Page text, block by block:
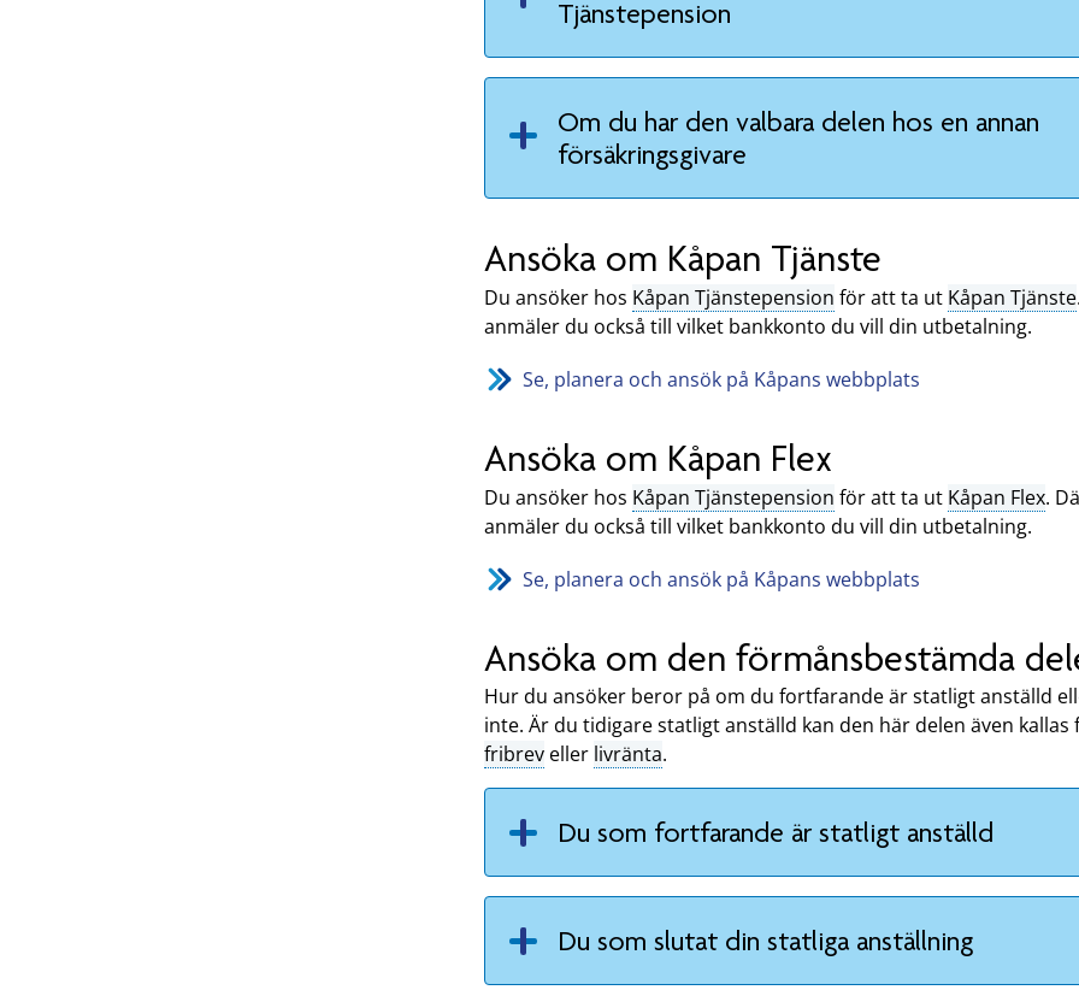
Tjänstepension
Om du har den valbara delen hos en annan
försäkringsgivare
Ansöka om Kåpan Tjänste
Du ansöker hos Kåpan Tjänstepension för att ta ut Kåpan Tjänste
anmäler du också till vilket bankkonto du vill din utbetalning.
Se, planera och ansök på Kåpans webbplats
Ansöka om Kåpan Flex
Du ansöker hos Kåpan Tjänstepension för att ta ut Kåpan Flex.
anmäler du också till vilket bankkonto du vill din utbetalning.
Se, planera och ansök på Kåpans webbplats
Ansöka om den förmånsbestämda
Hur du ansöker beror på om du fortfarande är statligt anställd
inte. Är du tidigare statligt anställd kan den här delen även kallas
fribrev eller livränta.
Du som fortfarande är statligt anställd
Du som slutat din statliga anställning